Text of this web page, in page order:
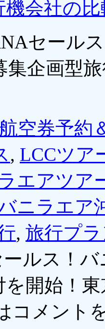
機会社の
セール
集企画型
航空券予約
, LCCツア
エアツア
ニラエア
, 旅行プ
ルス！
を開始！
コメント